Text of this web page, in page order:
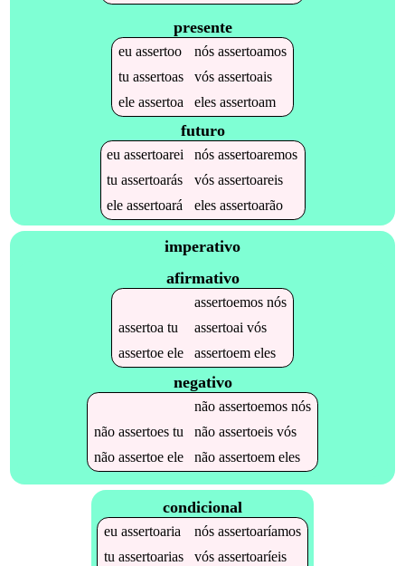
presente
eu assertoo nós assertoamos
tu assertoas vós assertoais
ele assertoa eles assertoam
futuro
euassertoarei nósassertoaremos
tuassertoarás vósassertoareis
eleassertoará elesassertoarão
imperativo
afirmativo
assertoemosnós
assertoa tu assertoai vós
assertoeele assertoemeles
negativo
não assertoemosnós
não assertoestu não assertoeisvós
não assertoeele não assertoemeles
condicional
eu assertoaria nós assertoaríamos
tu assertoarias vós assertoaríeis